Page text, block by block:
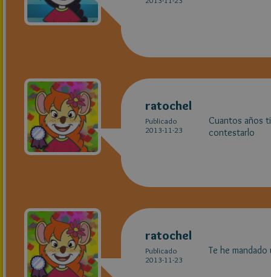
ratochel
Publicado
2013-11-23
Cuantos años
contestarlo
ratochel
Publicado
2013-11-23
Te he